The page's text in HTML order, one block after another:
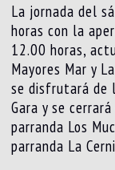
La jornada del
horas con la
12.00 horas,
Mayores Mar y
se disfrutará de
Gara y se
parranda Los
parranda La